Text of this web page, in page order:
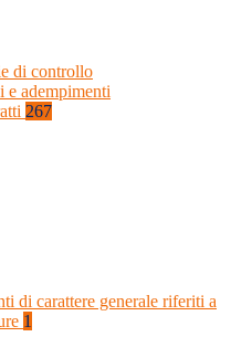
di controllo
e adempimenti
267
di carattere generale riferiti a
1